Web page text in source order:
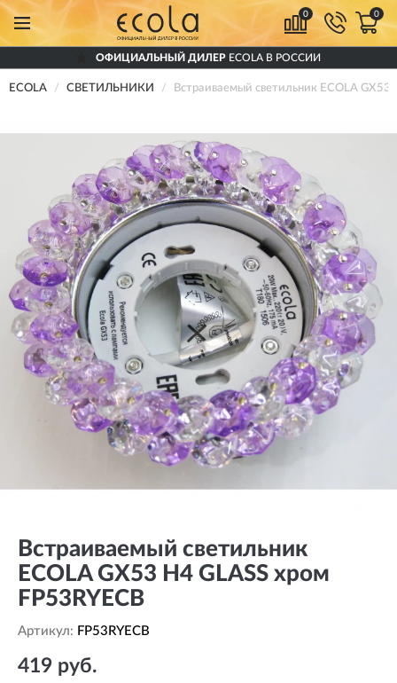
0 0
ОФИЦИАЛЬНЫЙ ДИЛЕРECOLA В РОССИИ
ECOLA СВЕТИЛЬНИКИ Встраиваемый светильник ECOLA GX53
Встраиваемый светильник
ECOLA GX53 H4 GLASS хром
FP53RYECB
Артикул: FP53RYECB
419 руб.